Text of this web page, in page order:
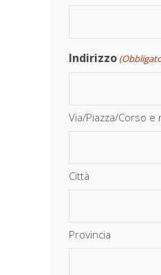
Indirizzo
Via/Piazza/Corso e
Città
Provincia